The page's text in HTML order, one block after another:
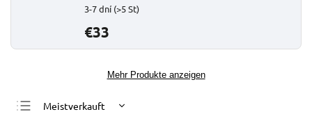
3-7 dní (>5 St)
€33
Mehr Produkte anzeigen
Meistverkauft